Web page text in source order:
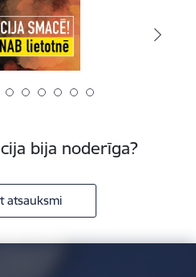
bija noderīga?
atsauksmi